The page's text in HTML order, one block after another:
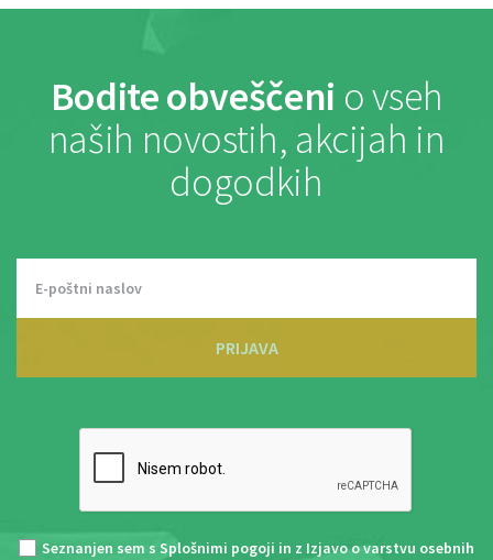
Bodite obveščeni o vseh
naših novostih, akcijah in
dogodkih
PRIJAVA
Seznanjen sem s Splošnimi pogoji in z Izjavo o varstvu osebnih